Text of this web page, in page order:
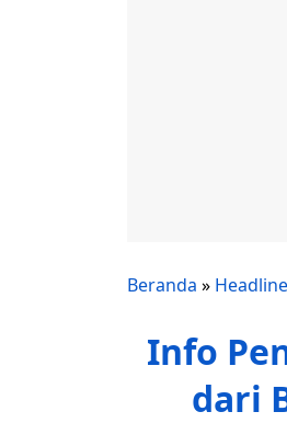
Beranda » Headline
Info
dari